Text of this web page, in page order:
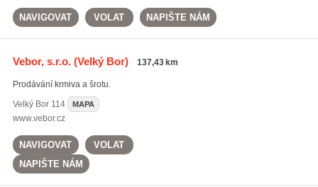
NAVIGOVAT VOLAT NAPIŠTE NÁM
Vebor, s.r.o.(Velký Bor) 137,43 km
Prodávání krmiva a šrotu.
Velký Bor114 MAPA
www.vebor.cz
NAVIGOVAT
VOLAT
NAPIŠTE NÁM